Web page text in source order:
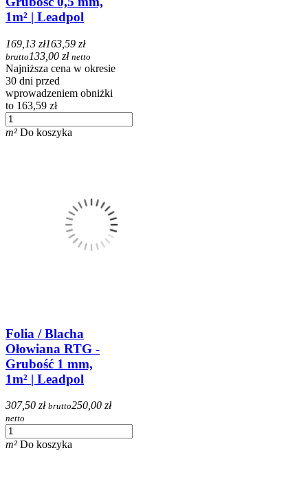
1m² | Leadpol
169,13 zł163,59 zł
brutto 133,00 zł netto
Najniższa cena w okresie
30 dni przed
wprowadzeniem obniżki
to 163,59 zł
m² Do koszyka
Folia / Blacha
Ołowiana RTG -
Grubość 1 mm,
1m² | Leadpol
307,50 zł brutto250,00 zł
netto
m² Do koszyka